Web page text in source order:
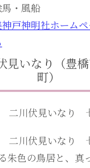
・風船
戸神明社ホーム
見いなり（豊
町）
朱色の鳥居と、真